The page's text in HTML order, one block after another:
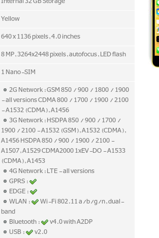
Yellow
640 x 1136 pixels, 4.0 inches
8 MP, 3264x2448 pixels, autofocus, LED flash
1 Nano-SIM
2G Network : GSM 850 / 900 / 1800 / 1900
- all versions CDMA 800 / 1700 / 1900 / 2100
- A1532 (CDMA), A1456
3G Network : HSDPA 850 / 900 / 1700 /
1900 / 2100 - A1532 (GSM), A1532 (CDMA),
A1456 HSDPA 850 / 900 / 1900 / 2100 -
A1507, A1529 CDMA2000 1xEV-DO - A1533
(CDMA), A1453
4G Network : LTE - all versions
GPRS :
EDGE :
WLAN :
Wi-Fi 802.11 a/b/g/n, dual-
band
Bluetooth :
v4.0 with A2DP
USB :
v2.0